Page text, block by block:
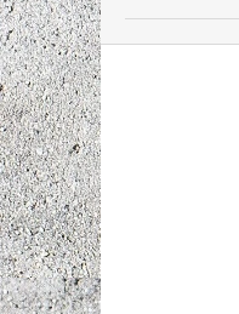
Z
á
p
a
t
í